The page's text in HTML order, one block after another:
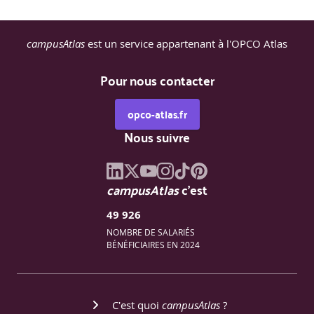
||Apports clés : Styles d’animation (informatif,
(brainstorming, matrice de pondération).
campusAtlas est un service appartenant à l'OPCO Atlas
Pour nous contacter
opco-atlas.fr
Nous suivre
campusAtlasc'est
49 926
NOMBRE DE SALARIÉS
BÉNÉFICIAIRES EN 2024
C'est quoi campusAtlas ?